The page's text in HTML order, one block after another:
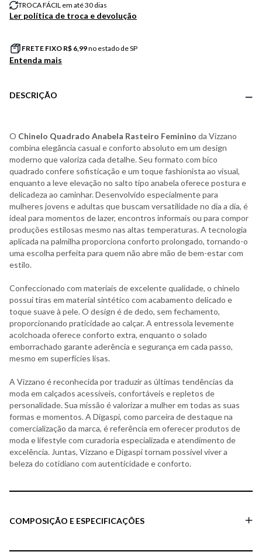
TROCA FÁCIL em até 30 dias
Ler política de troca e devolução
FRETE FIXO R$ 6,99no estado de SP
Entenda mais
DESCRIÇÃO
O Chinelo Quadrado Anabela Rasteiro Feminino da Vizzano
combina elegância casual e conforto absoluto em um design
moderno que valoriza cada detalhe. Seu formato com bico
quadrado confere sofisticação e um toque fashionista ao visual,
enquanto a leve elevação no salto tipo anabela oferece postura e
delicadeza ao caminhar. Desenvolvido especialmente para
mulheres jovens e adultas que buscam versatilidade no dia a dia, é
ideal para momentos de lazer, encontros informais ou para compor
produções estilosas mesmo nas altas temperaturas. A tecnologia
aplicada na palmilha proporciona conforto prolongado, tornando-o
uma escolha perfeita para quem não abre mão de bem-estar com
estilo.
Confeccionado com materiais de excelente qualidade, o chinelo
possui tiras em material sintético com acabamento delicado e
toque suave à pele. O design é de dedo, sem fechamento,
proporcionando praticidade ao calçar. A entressola levemente
acolchoada oferece conforto extra, enquanto o solado
emborrachado garante aderência e segurança em cada passo,
mesmo em superfícies lisas.
A Vizzano é reconhecida por traduzir as últimas tendências da
moda em calçados acessíveis, confortáveis e repletos de
personalidade. Sua missão é valorizar a mulher em todas as suas
formas e momentos. A Digaspi, como parceira de destaque na
comercialização da marca, é referência em oferecer produtos de
moda e lifestyle com curadoria especializada e atendimento de
excelência. Juntas, Vizzano e Digaspi tornam possível viver a
beleza do cotidiano com autenticidade e conforto.
COMPOSIÇÃO E ESPECIFICAÇÕES